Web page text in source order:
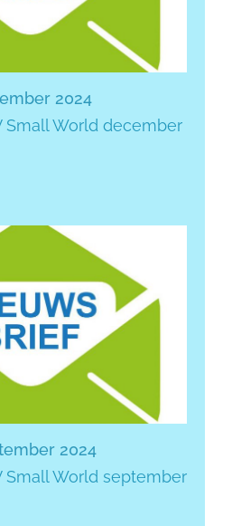
2024
Small World december
2024
Small World september